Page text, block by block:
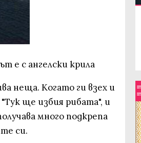
е с ангелски крила
неща. Когато ги взех и
ще избия рибата", и
много подкрепа
си.